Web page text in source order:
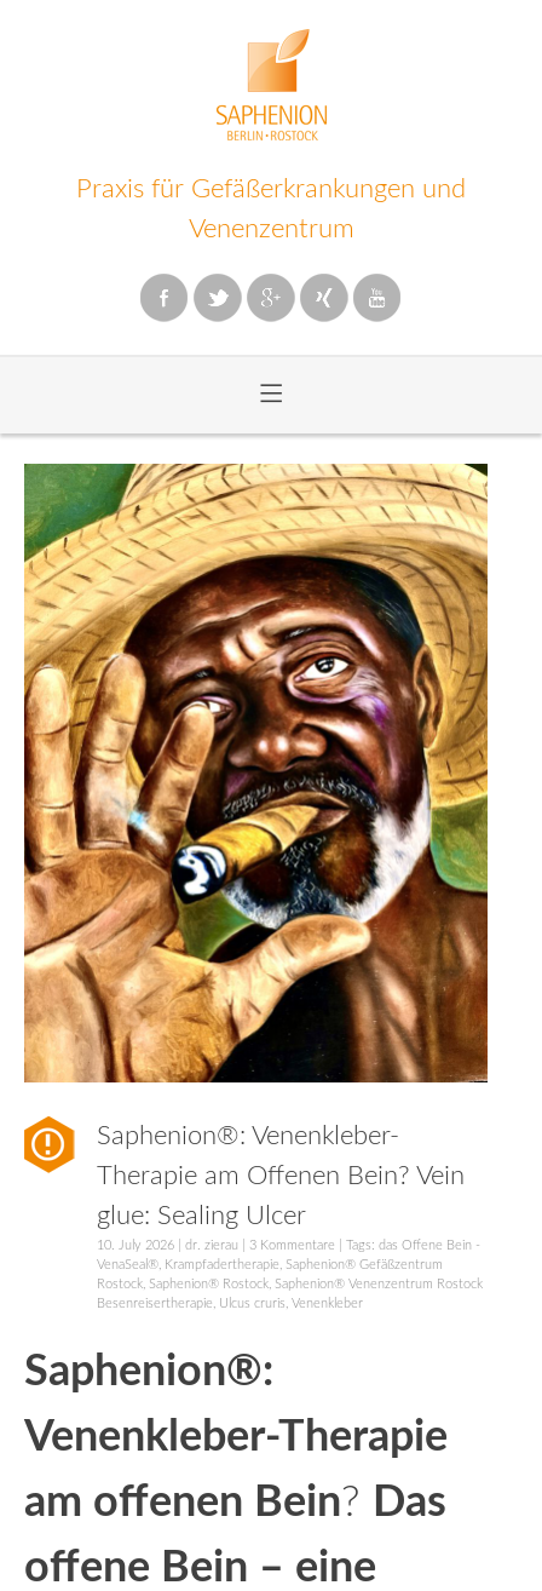
Praxis für Gefäßerkrankungen und
Venenzentrum
≡
Inhalt
wechseln
Saphenion®: Venenkleber-
Therapie am Offenen Bein? Vein
glue: Sealing Ulcer
10. July 2026 dr. zierau 3 Kommentare | Tags: das Offene Bein -
VenaSeal®
Krampfadertherapie
Saphenion® Gefäßzentrum
Rostock Saphenion® Rostock Saphenion® Venenzentrum Rostock
Besenreisertherapie
Ulcus cruris Venenkleber
Saphenion®:
Venenkleber-Therapie
am offenen Bein? Das
offene Bein – eine